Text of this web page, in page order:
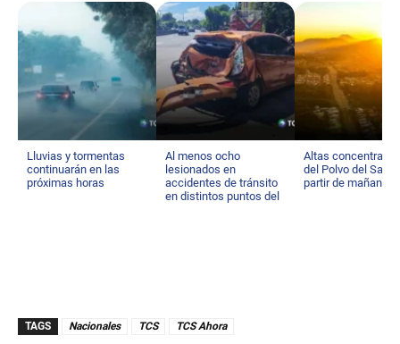
Lluvias y tormentas
continuarán en las
próximas horas
Al menos ocho
lesionados en
accidentes de tránsito
en distintos puntos del
Altas
del Polvo del
partir de mañana
TAGS Nacionales TCS TCS Ahora